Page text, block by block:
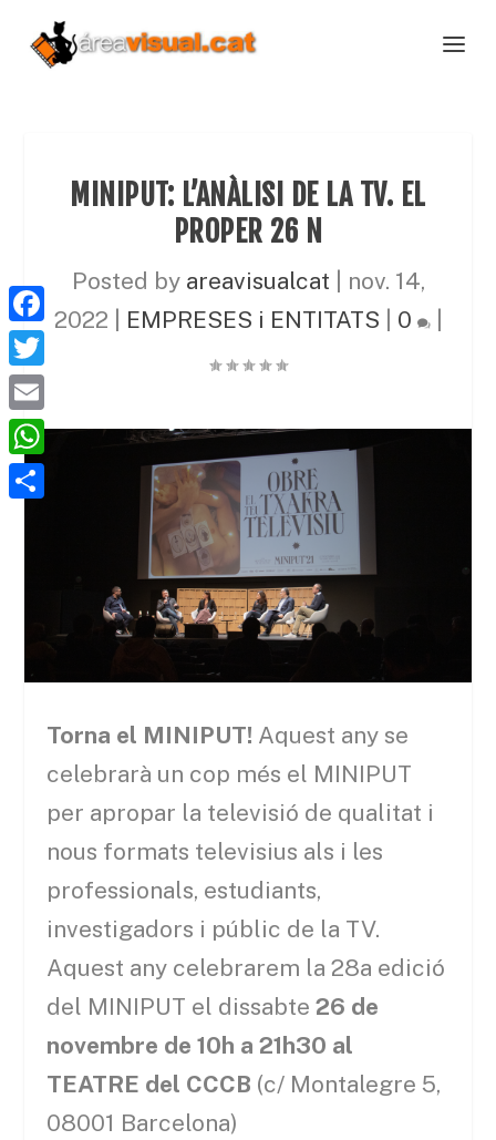
MINIPUT: L’ANÀLISI DE LA TV. EL
PROPER 26 N
Posted by areavisualcat
nov. 14,
2022
EMPRESES i ENTITATS 0 |
Torna el MINIPUT! Aquest any se
celebrarà un cop més el MINIPUT
per apropar la televisió de qualitat i
nous formats televisius als i les
professionals, estudiants,
investigadors i públic de la TV.
Aquest any celebrarem la 28a edició
del MINIPUT el dissabte26 de
novembre de 10h a 21h30 al
TEATRE del CCCB (c/ Montalegre 5,
08001 Barcelona)
F
a
c
e
b
T
w
i
t
E
m
a
W
h